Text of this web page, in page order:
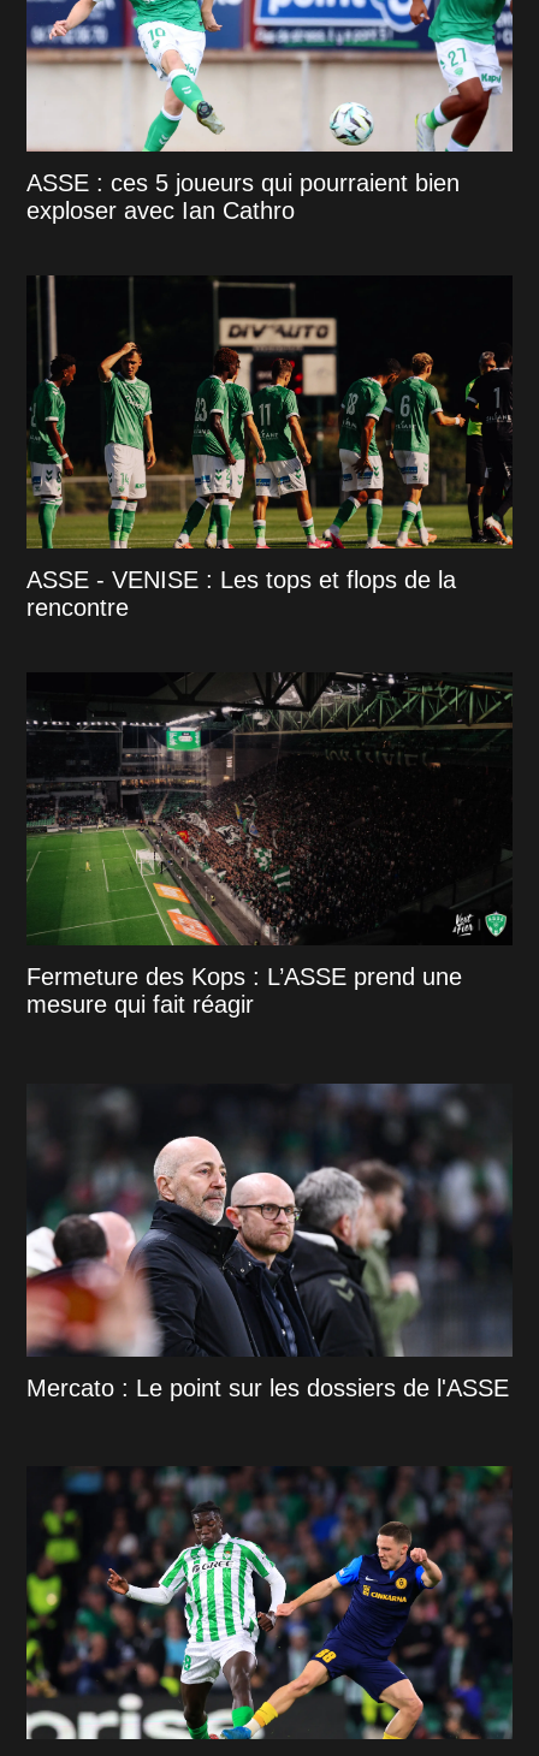
ASSE : ces 5 joueurs qui pourraient bien
exploser avec Ian Cathro
ASSE - VENISE : Les tops et flops de la
rencontre
Fermeture des Kops : L’ASSE prend une
mesure qui fait réagir
Mercato : Le point sur les dossiers de l'ASSE